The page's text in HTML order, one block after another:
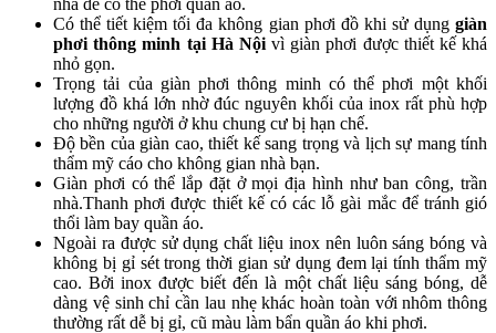
Có thể tiết kiệm tối đa không gian phơi đồ khi sử dụng giàn
phơi thông minh tại Hà Nộivì giàn phơi được thiết kế khá
nhỏ gọn.
Trọng tải của giàn phơi thông minh có thể phơi một khối
lượng đồ khá lớn nhờ đúc nguyên khối của inox rất phù hợp
cho những người ở khu chung cư bị hạn chế.
Độ bền của giàn cao, thiết kế sang trọng và lịch sự mang tính
thẩm mỹ cáo cho không gian nhà bạn.
Giàn phơi có thể lắp đặt ở mọi địa hình như ban công, trần
nhà.Thanh phơi được thiết kế có các lỗ gài mắc để tránh gió
thổi làm bay quần áo.
Ngoài ra được sử dụng chất liệu inox nên luôn sáng bóng và
không bị gỉ sét trong thời gian sử dụng đem lại tính thẩm mỹ
cao. Bởi inox được biết đến là một chất liệu sáng bóng, dễ
dàng vệ sinh chỉ cần lau nhẹ khác hoàn toàn với nhôm thông
thường rất dễ bị gỉ, cũ màu làm bẩn quần áo khi phơi.